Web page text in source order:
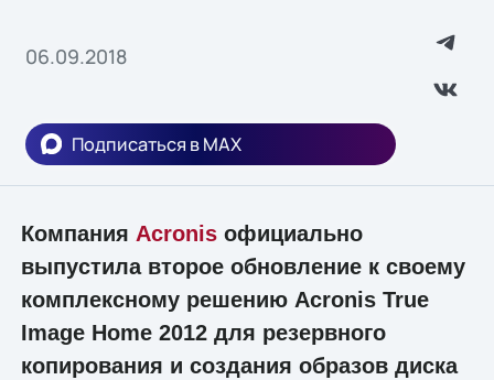
06.09.2018
Подписаться в MAX
Компания Acronisофициально
выпустила второе обновление к своему
комплексному решению Acronis True
Image Home 2012 для резервного
копирования и создания образов диска